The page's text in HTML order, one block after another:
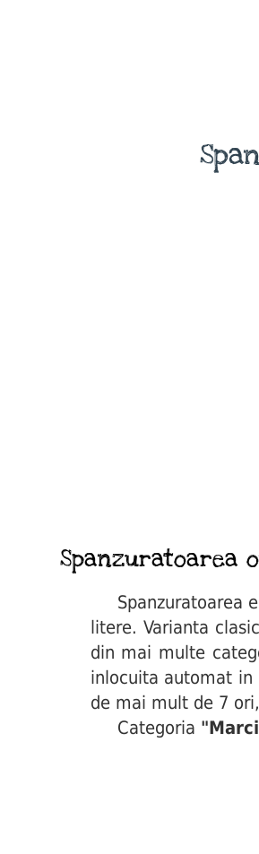
Spanzuratoarea
Spanzuratoarea
litere. Varianta
din mai multe
inlocuita automat in
de mai mult de 7
Categoria